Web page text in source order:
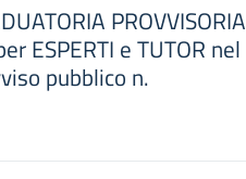
ESPERTI e TUTOR nel
pubblico n.